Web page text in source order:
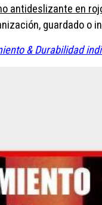
antideslizante en
guardado o
& Durabilidad